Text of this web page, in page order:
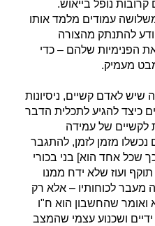
נופל בייאוש.
עמודים מלמד אותו
להתנתק מהצורה
הפנימיות שלהם – כדי
מעמיק.
שיש לאדם קשיים, ניסיונות
כיצד להגיע לתכלית הדבר
לקשיים של עמידה
נכשלו מזמן לזמן, להתגבר
שכל אחד הוא] בני בכורי
ועוז שלא ידח ממנו
מעבר לכוחותיו – אלא רק
ואומר שהחשבון הוא ח"ו
ושכנוע עצמי שהמצב